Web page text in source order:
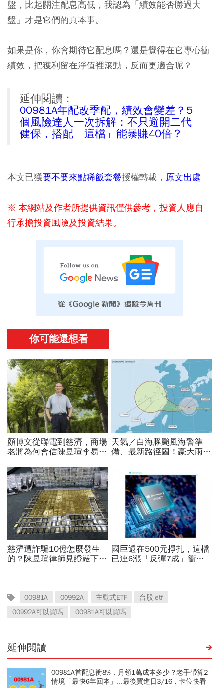
盤，比起關注配息高低，我認為「績效能否勝過大
盤」才是它們的真本事。
如果是你，你會期待它配息嗎？還是覺得在它專心衝
績效，把獲利留在淨值裡滾動，反而更適合呢？
延伸閱讀：
00981A年配改季配，績效會變差？5
個風險達人一次拆解：不只避開二代
健保，搭配「這檔」能暴賺40倍？
本文已獲要不要來點稀飯套餐授權轉載， 原文出處
※ 本網站及作者所提供資訊僅供參考，投資人應自
行承擔投資風險及投資結果。
00981A 00992A 主動式ETF
台股 etf
00992A可以買嗎
00981A可以買嗎
延伸閱讀
00981A首配息衝8%，月領1萬成本多少？老手帶算2
情境「最快6年回本」...最後買進日3/16，卡位快看